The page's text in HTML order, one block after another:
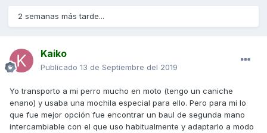
2 semanas más tarde...
Kaiko
Publicado 13 de Septiembre del 2019
Yo transporto a mi perro mucho en moto (tengo un caniche
enano) y usaba una mochila especial para ello. Pero para mi lo
que fue mejor opción fue encontrar un baul de segunda mano
intercambiable con el que uso habitualmente y adaptarlo a modo